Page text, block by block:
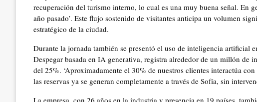
recuperación del turismo interno, lo cual es una muy buena señal. En
año pasado’. Este flujo sostenido de visitantes anticipa un volumen
estratégico de la ciudad.
Durante la jornada también se presentó el uso de inteligencia artificial
Despegar basada en IA generativa, registra alrededor de un millón de
del 25%. ‘Aproximadamente el 30% de nuestros clientes interactúa
las reservas ya se generan completamente a través de Sofía, sin